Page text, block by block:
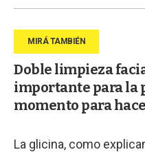
Doble limpieza
importante para la
momento para
La glicina, como